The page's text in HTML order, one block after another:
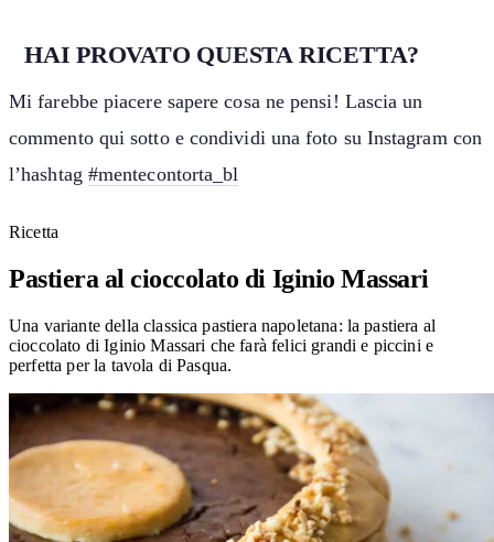
HAI PROVATO QUESTA RICETTA?
Mi farebbe piacere sapere cosa ne pensi! Lascia un
commento qui sotto e condividi una foto su Instagram con
l’hashtag #mentecontorta_bl
Ricetta
Pastiera al cioccolato di Iginio Massari
Una variante della classica pastiera napoletana: la pastiera al
cioccolato di Iginio Massari che farà felici grandi e piccini e
perfetta per la tavola di Pasqua.